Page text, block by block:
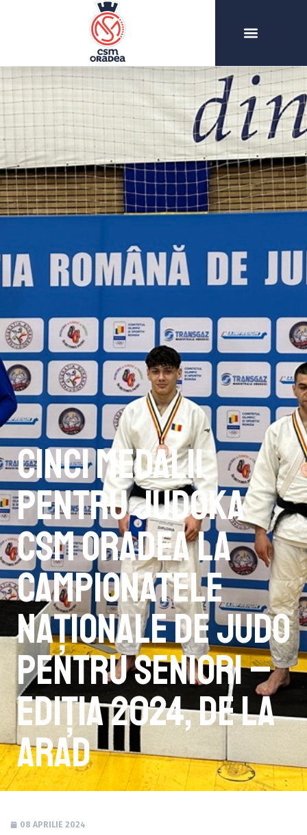
Cinci medalii
pentru judoka
CSM Oradea la
Campionatele
Naționale de Judo
pentru seniori –
ediția 2024, de la
Arad
08 APRILIE 2024